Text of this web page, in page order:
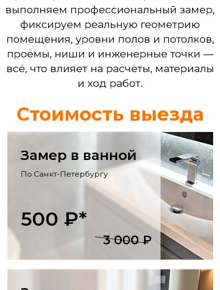
Ремонт кухни
укладка пола, электрика для
смесителя.
Ремонт гостинной
Выравнивание и декоративная
напольных покрытий, установка
сантехники, мебели
Смета по проекту